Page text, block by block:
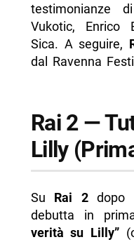
testimonianze
Vukotic, Enrico
Sica. A seguire,
dal Ravenna
Rai 2 —
Lilly
Su Rai 2dopo
debutta in
verità su Lilly”